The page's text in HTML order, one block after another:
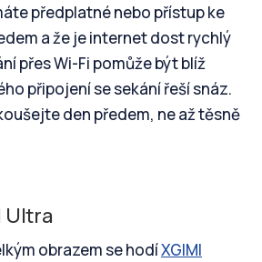
předplatné nebo přístup ke
a že je internet dost rychlý
přes Wi-Fi pomůže být blíž
připojení se sekání řeší snáz.
den předem, ne až těsně
Ultra
obrazem se hodíXGIMI